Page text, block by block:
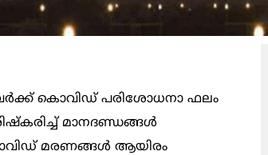
കൊവിഡ് പരിശോധനാ ഫലം
മാനദണ്ഡങ്ങള്‍
മരണങ്ങള്‍ ആയിരം